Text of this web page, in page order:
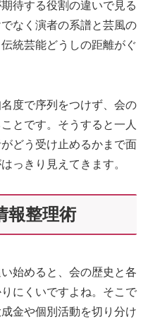
待する役割の違いで見る
なく演者の系譜と芸風の
統芸能どうしの距離がぐ
度で序列をつけず、会の
とです。そうすると一人
どう受け止めるかまで面
っきり見えてきます。
報整理術
始めると、会の歴史と各
にくいですよね。そこで
金や個別活動を切り分け